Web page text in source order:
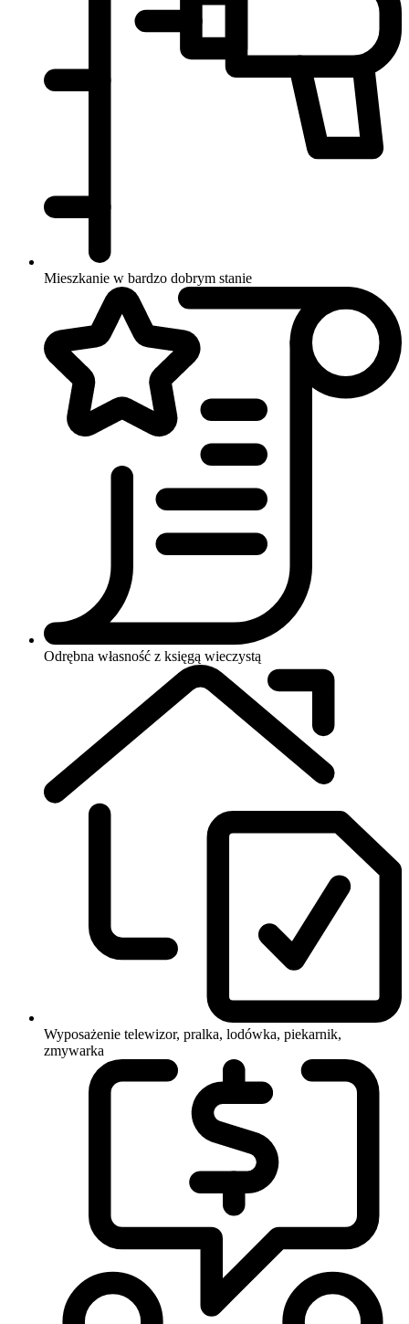
Mieszkanie w bardzo dobrym stanie
Odrębna własność z księgą wieczystą
Wyposażenie telewizor, pralka, lodówka, piekarnik,
zmywarka